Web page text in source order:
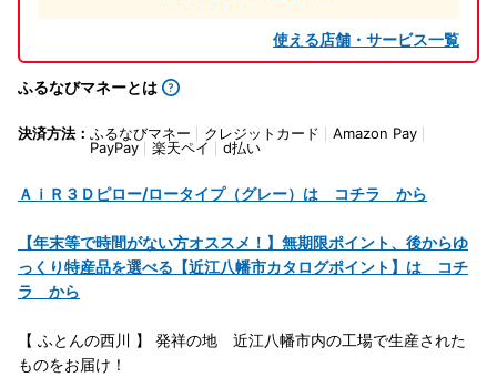
使える店舗・サービス一覧
ふるなびマネーとは
決済方法： ふるなびマネー クレジットカード
Amazon Pay
PayPay
楽天ペイ d払い
ＡｉＲ３Ｄピロー/ロータイプ（グレー）は コチラ から
【年末等で時間がない方オススメ！】無期限ポイント、後からゆ
っくり特産品を選べる【近江八幡市カタログポイント】は コチ
ラ から
【 ふとんの西川 】 発祥の地 近江八幡市内の工場で生産された
ものをお届け！